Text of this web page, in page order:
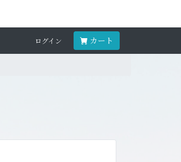
カート
ログイン